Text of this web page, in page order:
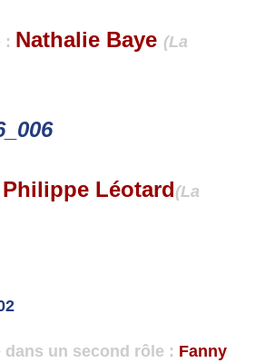
: Nathalie Baye (La
Philippe Léotard(La
un second rôle : Fanny